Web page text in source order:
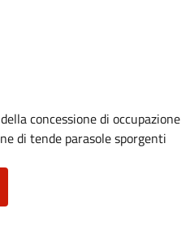
concessione di occupazione
di tende parasole sporgenti